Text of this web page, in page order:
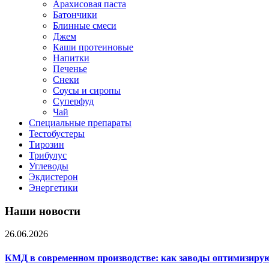
Арахисовая паста
Батончики
Блинные смеси
Джем
Каши протеиновые
Напитки
Печенье
Снеки
Соусы и сиропы
Суперфуд
Чай
Специальные препараты
Тестобустеры
Тирозин
Трибулус
Углеводы
Экдистерон
Энергетики
Наши новости
26.06.2026
КМД в современном производстве: как заводы